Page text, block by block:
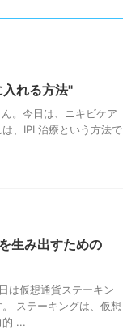
れる方法"
。今日は、ニキビケア
、IPL治療という方法で
生み出すための
は仮想通貨ステーキン
ステーキングは、仮想
的 ...